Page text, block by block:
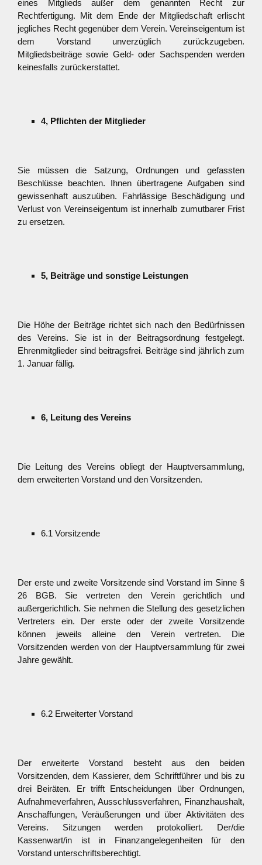
eines Mitglieds außer dem genannten Recht zur
Rechtfertigung. Mit dem Ende der Mitgliedschaft erlischt
jegliches Recht gegenüber dem Verein. Vereinseigentum ist
dem Vorstand unverzüglich zurückzugeben.
Mitgliedsbeiträge sowie Geld- oder Sachspenden werden
keinesfalls zurückerstattet.
4, Pflichten der Mitglieder
Sie müssen die Satzung, Ordnungen und gefassten
Beschlüsse beachten. Ihnen übertragene Aufgaben sind
gewissenhaft auszuüben. Fahrlässige Beschädigung und
Verlust von Vereinseigentum ist innerhalb zumutbarer Frist
zu ersetzen.
5, Beiträge und sonstige Leistungen
Die Höhe der Beiträge richtet sich nach den Bedürfnissen
des Vereins. Sie ist in der Beitragsordnung festgelegt.
Ehrenmitglieder sind beitragsfrei. Beiträge sind jährlich zum
1. Januar fällig.
6, Leitung des Vereins
Die Leitung des Vereins obliegt der Hauptversammlung,
dem erweiterten Vorstand und den Vorsitzenden.
6.1 Vorsitzende
Der erste und zweite Vorsitzende sind Vorstand im Sinne §
26 BGB. Sie vertreten den Verein gerichtlich und
außergerichtlich. Sie nehmen die Stellung des gesetzlichen
Vertreters ein. Der erste oder der zweite Vorsitzende
können jeweils alleine den Verein vertreten. Die
Vorsitzenden werden von der Hauptversammlung für zwei
Jahre gewählt.
6.2 Erweiterter Vorstand
Der erweiterte Vorstand besteht aus den beiden
Vorsitzenden, dem Kassierer, dem Schriftführer und bis zu
drei Beiräten. Er trifft Entscheidungen über Ordnungen,
Aufnahmeverfahren, Ausschlussverfahren, Finanzhaushalt,
Anschaffungen, Veräußerungen und über Aktivitäten des
Vereins. Sitzungen werden protokolliert. Der/die
Kassenwart/in ist in Finanzangelegenheiten für den
Vorstand unterschriftsberechtigt.